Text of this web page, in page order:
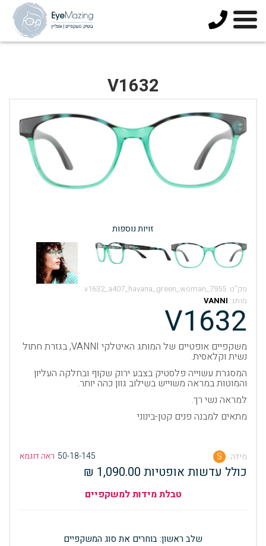
3744678
V1632
זויות נוספות
מק”ט: v1632_a407_havana_green_woman_7955
מותג: VANNI
V1632
משקפיים אופטיים של המותג האיטלקי VANNI, בגזרת חתול
נשית וקלאסית.
המסגרת עשוייה פלסטיק בצבע ירוק שקוף ובחלקה העליון
והמוטות במראה משוייש בשילוב גוון כהה יותר.
למראה נשי רך.
מתאים למבנה פנים קטן-בינוני
מידה: S
50-18-145 ראה דוגמא
כולל עדשות אופטיות 1,090.00 ₪
טבלת מידות למשקפיים
שלב ראשון: בוחרים את סוג המשקפיים